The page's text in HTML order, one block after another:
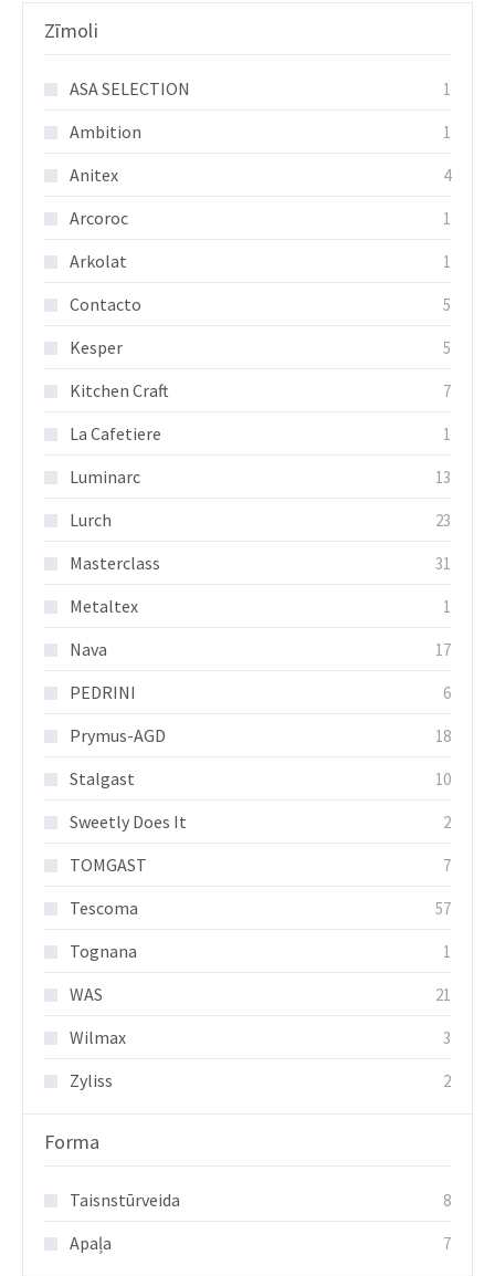
Zīmoli
ASA SELECTION 1
Ambition 1
Anitex 4
Arcoroc 1
Arkolat 1
Contacto 5
Kesper 5
Kitchen Craft 7
La Cafetiere 1
Luminarc 13
Lurch 23
Masterclass 31
Metaltex 1
Nava 17
PEDRINI 6
Prymus-AGD 18
Stalgast 10
Sweetly Does It 2
TOMGAST 7
Tescoma 57
Tognana 1
WAS 21
Wilmax 3
Zyliss 2
Forma
Taisnstūrveida 8
Apaļa 7